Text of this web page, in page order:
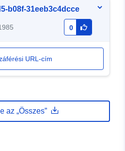
b08f-31eeb3c4dcce
0
URL-cím
az „Összes”